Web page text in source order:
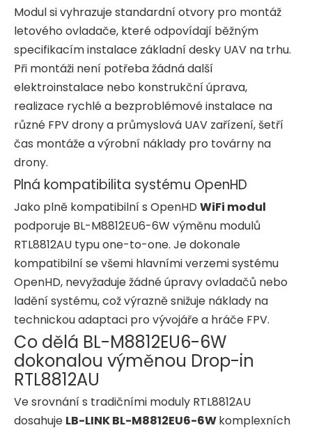
Modul si vyhrazuje standardní otvory pro montáž
letového ovladače, které odpovídají běžným
specifikacím instalace základní desky UAV na trhu.
Při montáži není potřeba žádná další
elektroinstalace nebo konstrukční úprava,
realizace rychlé a bezproblémové instalace na
různé FPV drony a průmyslová UAV zařízení, šetří
čas montáže a výrobní náklady pro továrny na
drony.
Plná kompatibilita systému OpenHD
Jako plně kompatibilní s OpenHD WiFi modul
podporuje BL-M8812EU6-6W výměnu modulů
RTL8812AU typu one-to-one. Je dokonale
kompatibilní se všemi hlavními verzemi systému
OpenHD, nevyžaduje žádné úpravy ovladačů nebo
ladění systému, což výrazně snižuje náklady na
technickou adaptaci pro vývojáře a hráče FPV.
Co dělá BL-M8812EU6-6W
dokonalou výměnou Drop-in
RTL8812AU
Ve srovnání s tradičními moduly RTL8812AU
dosahuje LB-LINK BL-M8812EU6-6Wkomplexních